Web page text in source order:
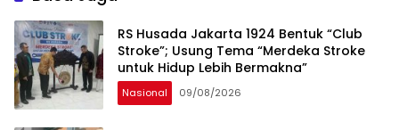
RS Husada Jakarta 1924 Bentuk “Club
Stroke”; Usung Tema “Merdeka Stroke
untuk Hidup Lebih Bermakna”
Nasional 09/08/2026